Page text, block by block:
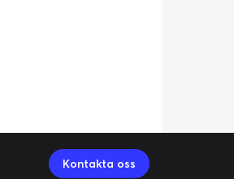
Kontakta oss